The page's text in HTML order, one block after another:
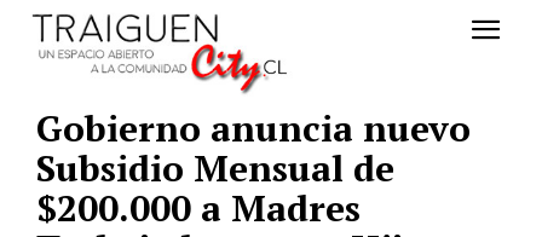
Gobierno anuncia nuevo
Subsidio Mensual de
$200.000 a Madres